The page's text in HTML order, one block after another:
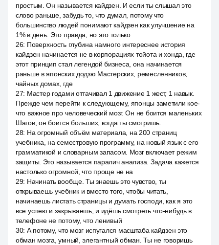
простым. Он называется кайдзен. И если ты слышал это
слово раньше, забудь то, что думал, потому что
большинство людей понимают кайдзен как улучшение на
1% в день. Это правда, но это только
26: Поверхность глубина намного интереснее история
кайдзен начинается не в корпорациях тойота и хонда, где
этот принцип стал легендой бизнеса, она начинается
раньше в японских додзю Мастерских, ремесленников,
чайных домах, где
27: Мастер годами оттачивал 1 движение 1 жест, 1 навык.
Прежде чем перейти к следующему, японцы заметили кое-
что важное про человеческий мозг. Он не боится маленьких
Шагов, он боится больших, когда ты смотришь.
28: На огромный объём материала, на 200 страниц
учебника, на семестровую программу, на новый язык с его
грамматикой и словарным запасом. Мозг включает режим
защиты. Это называется паралич анализа. Задача кажется
настолько огромной, что проще не на
29: Начинать вообще. Ты знаешь это чувство, ты
открываешь учебник и вместо того, чтобы читать,
начинаешь листать страницы и думать господи, как я это
все успею и закрываешь, и идёшь смотреть что-нибудь в
телефоне не потому, что ленивый
30: А потому, что мозг испугался масштаба кайдзен это
обман мозга, умный, элегантный обман. Ты не говоришь